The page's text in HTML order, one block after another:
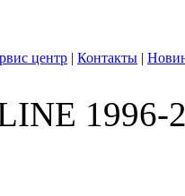
центр | Контакты |
1996-